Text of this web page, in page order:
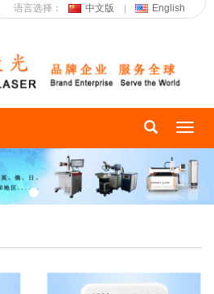
语言选择： 中文版 English